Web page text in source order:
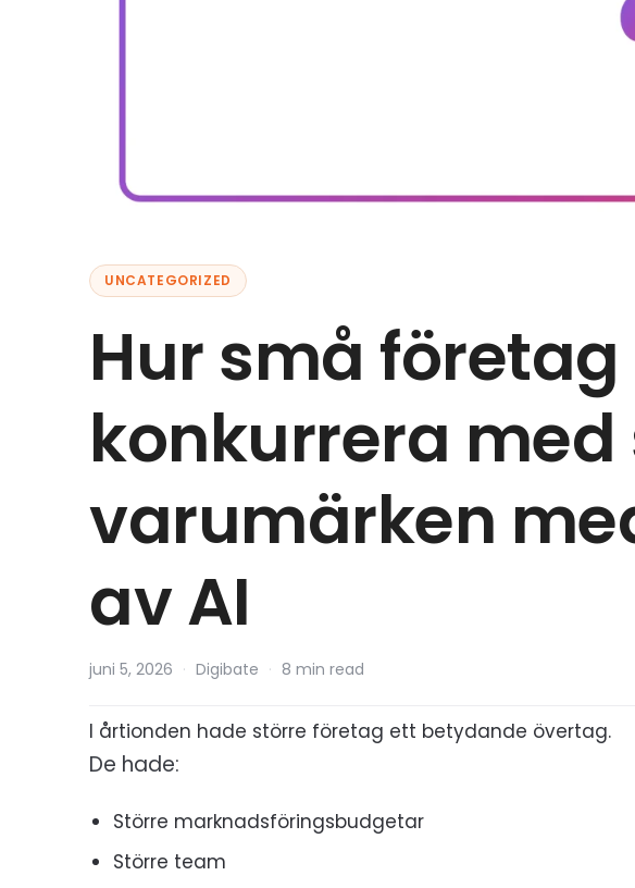
UNCATEGORIZED
Hur små
konkurrera med
varumärken
av AI
juni 5, 2026 · Digibate · 8 min read
I årtionden hade större företag ett betydande övertag.
De hade:
Större marknadsföringsbudgetar
Större team